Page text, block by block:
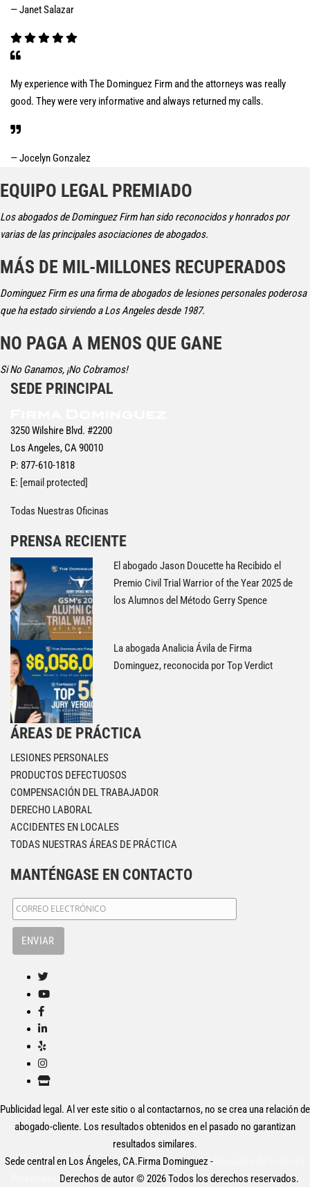
— Janet Salazar
My experience with The Dominguez Firm and the attorneys was really
good. They were very informative and always returned my calls.
— Jocelyn Gonzalez
EQUIPO LEGAL PREMIADO
Los abogados de Dominguez Firm han sido reconocidos y honrados por
varias de las principales asociaciones de abogados.
MÁS DE MIL-MILLONES RECUPERADOS
Dominguez Firm es una firma de abogados de lesiones personales poderosa
que ha estado sirviendo a Los Angeles desde 1987.
NO PAGA A MENOS QUE GANE
Si No Ganamos, ¡No Cobramos!
SEDE PRINCIPAL
3250 Wilshire Blvd. #2200
Los Angeles, CA 90010
P: 877-610-1818
E: [email protected]
Todas Nuestras Oficinas
PRENSA RECIENTE
El abogado Jason Doucette ha Recibido el
Premio Civil Trial Warrior of the Year 2025 de
los Alumnos del Método Gerry Spence
La abogada Analicia Ávila de Firma
Dominguez, reconocida por Top Verdict
ÁREAS DE PRÁCTICA
LESIONES PERSONALES
PRODUCTOS DEFECTUOSOS
COMPENSACIÓN DEL TRABAJADOR
DERECHO LABORAL
ACCIDENTES EN LOCALES
TODAS NUESTRAS ÁREAS DE PRÁCTICA
MANTÉNGASE EN CONTACTO
Publicidad legal. Al ver este sitio o al contactarnos, no se crea una relación de
abogado-cliente. Los resultados obtenidos en el pasado no garantizan
resultados similares.
Sede central en Los Ángeles, CA.Firma Dominguez -
Derechos de autor © 2026 Todos los derechos reservados.